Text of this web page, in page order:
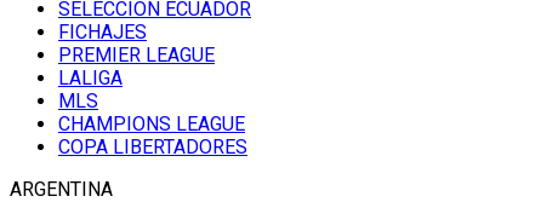
SELECCION ECUADOR
FICHAJES
PREMIER LEAGUE
LALIGA
MLS
CHAMPIONS LEAGUE
COPA LIBERTADORES
ARGENTINA